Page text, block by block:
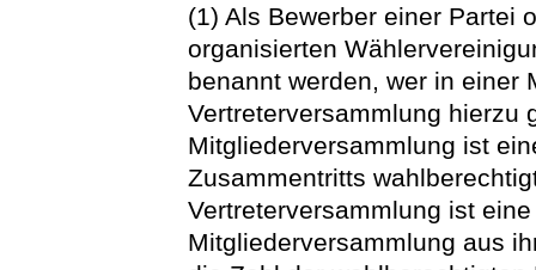
(1) Als Bewerber einer Partei
organisierten
benannt werden, wer in einer
Vertreterversammlung hierzu
Mitgliederversammlung ist
Zusammentritts
Vertreterversammlung ist
Mitgliederversammlung aus